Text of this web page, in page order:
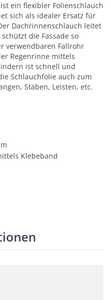
ein flexibler Folienschlauch
sich als idealer Ersatz für
Dachrinnenschlauch leitet
die Fassade so
verwendbaren Fallrohr
Regenrinne mittels
ist schnell und
Schlauchfolie auch zum
Stäben, Leisten, etc.
Klebeband